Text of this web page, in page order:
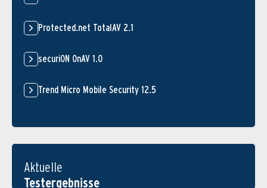
Protected.net TotalAV 2.1
securiON OnAV 1.0
Trend Micro Mobile Security 12.5
Aktuelle
Testergebnisse